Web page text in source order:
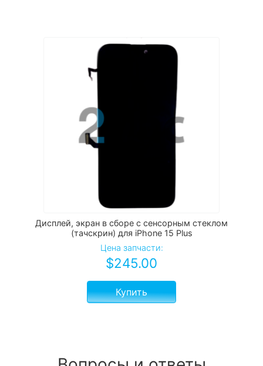
Дисплей, экран в сборе с сенсорным стеклом
(тачскрин) для iPhone 15 Plus
Цена запчасти:
$245.00
Купить